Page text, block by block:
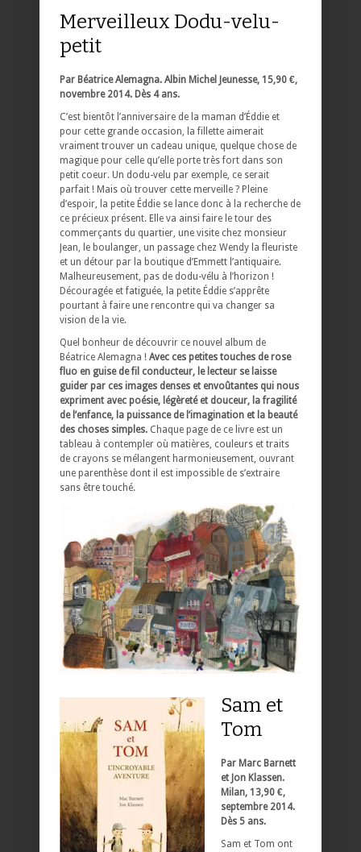
Merveilleux Dodu-velu-
petit
Par Béatrice Alemagna. Albin Michel Jeunesse, 15,90 €,
novembre 2014. Dès 4 ans.
C’est bientôt l’anniversaire de la maman d’Éddie et
pour cette grande occasion, la fillette aimerait
vraiment trouver un cadeau unique, quelque chose de
magique pour celle qu’elle porte très fort dans son
petit coeur. Un dodu-velu par exemple, ce serait
parfait ! Mais où trouver cette merveille ? Pleine
d’espoir, la petite Éddie se lance donc à la recherche de
ce précieux présent. Elle va ainsi faire le tour des
commerçants du quartier, une visite chez monsieur
Jean, le boulanger, un passage chez Wendy la fleuriste
et un détour par la boutique d’Emmett l’antiquaire.
Malheureusement, pas de dodu-vélu à l’horizon !
Découragée et fatiguée, la petite Éddie s’apprête
pourtant à faire une rencontre qui va changer sa
vision de la vie.
Quel bonheur de découvrir ce nouvel album de
Béatrice Alemagna ! Avec ces petites touches de rose
fluo en guise de fil conducteur, le lecteur se laisse
guider par ces images denses et envoûtantes qui nous
expriment avec poésie, légèreté et douceur, la fragilité
de l’enfance, la puissance de l’imagination et la beauté
des choses simples. Chaque page de ce livre est un
tableau à contempler où matières, couleurs et traits
de crayons se mélangent harmonieusement, ouvrant
une parenthèse dont il est impossible de s’extraire
sans être touché.
Sam et
Tom
Par Marc Barnett
et Jon Klassen.
Milan, 13,90 €,
septembre 2014.
Dès 5 ans.
Sam et Tom ont